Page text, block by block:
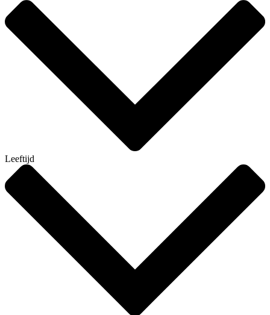
Leeftijd